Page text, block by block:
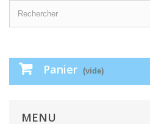
Panier (vide)
MENU